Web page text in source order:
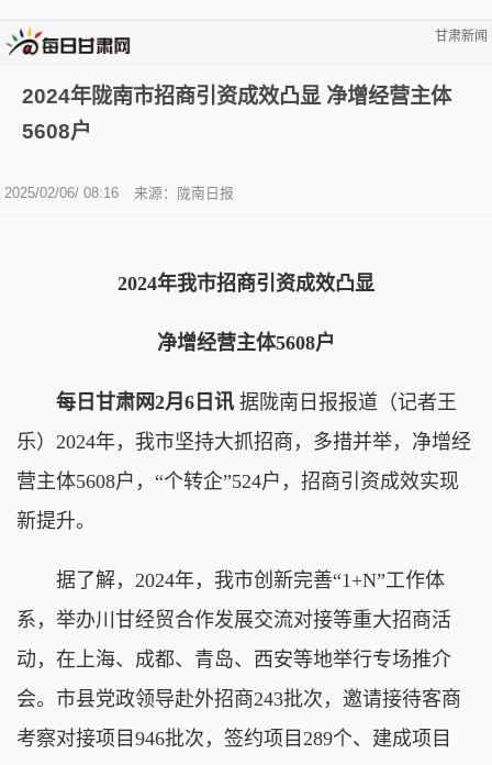
甘肃新闻
2024年陇南市招商引资成效凸显 净增经营主体
5608户
2025/02/06/ 08:16 来源：陇南日报
2024年我市招商引资成效凸显
净增经营主体5608户
每日甘肃网2月6日讯 据陇南日报报道（记者王
乐）2024年，我市坚持大抓招商，多措并举，净增经
营主体5608户，“个转企”524户，招商引资成效实现
新提升。
据了解，2024年，我市创新完善“1+N”工作体
系，举办川甘经贸合作发展交流对接等重大招商活
动，在上海、成都、青岛、西安等地举行专场推介
会。市县党政领导赴外招商243批次，邀请接待客商
考察对接项目946批次，签约项目289个、建成项目